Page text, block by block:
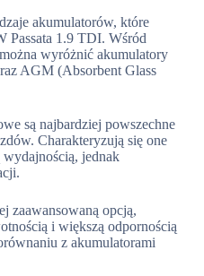
akumulatorów, które
Passata 1.9 TDI. Wśród
wyróżnić akumulatory
AGM (Absorbent Glass
są najbardziej powszechne
Charakteryzują się one
jednak
zaawansowaną opcją,
i większą odpornością
z akumulatorami